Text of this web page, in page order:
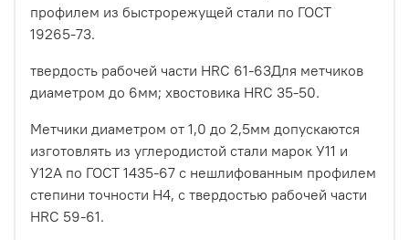
профилем из быстрорежущей стали по ГОСТ
19265-73.
твердость рабочей части HRC 61-63Для метчиков
диаметром до 6мм; хвостовика HRC 35-50.
Метчики диаметром от 1,0 до 2,5мм допускаются
изготовлять из углеродистой стали марок У11 и
У12А по ГОСТ 1435-67 с нешлифованным профилем
степини точности Н4, с твердостью рабочей части
HRC 59-61.